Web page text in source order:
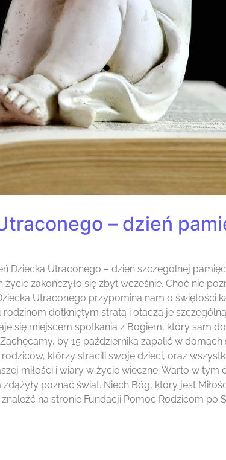
– dzień
Dziecka Utraconego – dzień szczególnej
zakończyło się zbyt wcześnie. Choć nie
Utraconego przypomina nam o świętości
rodzinom dotkniętym stratą i otacza je
się miejscem spotkania z Bogiem, który sam
by 15 października zapalić w
którzy stracili swoje dzieci, oraz
miłości i wiary w życie wieczne. Warto w
poznać świat. Niech Bóg, który jest
na stronie Fundacji Pomoc Rodzicom po